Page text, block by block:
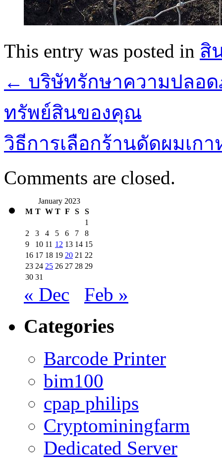
This entry was posted in สิ
← บริษัทรักษาความปลอ
ทรัพย์สินของคุณ
วิธีการเลือกร้านดัดผมเก
Comments are closed.
January 2023
M T W T F S
S
1
2
3 4 5 6 7
8
9
10 11 12 13 14 15
16 17 18 19 20 21 22
23 24 25 26 27 28 29
30 31
« Dec Feb »
Categories
Barcode Printer
bim100
cpap philips
Cryptominingfarm
Dedicated Server